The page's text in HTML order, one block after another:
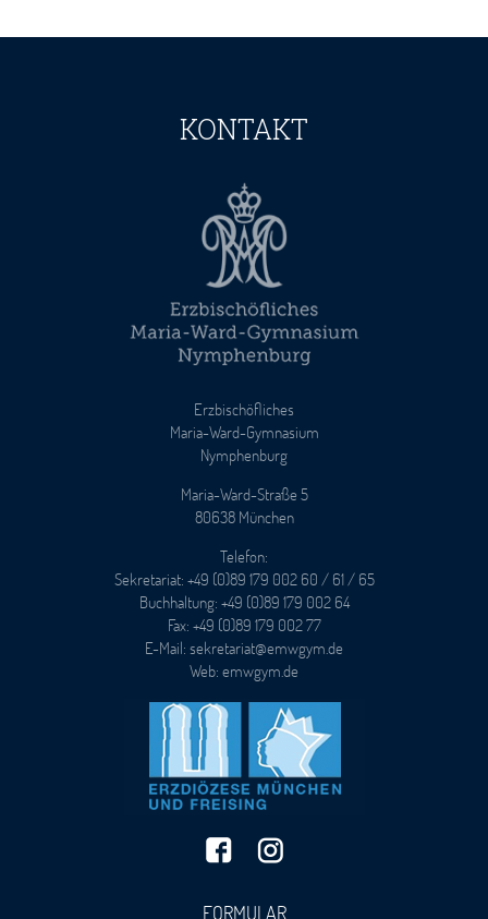
KONTAKT
Erzbischöfliches
Maria-Ward-Gymnasium
Nymphenburg
Maria-Ward-Straße 5
80638 München
Telefon:
Sekretariat: +49 (0)89 179 002 60 / 61 / 65
Buchhaltung: +49 (0)89 179 002 64
Fax: +49 (0)89 179 002 77
E-Mail: sekretariat@emwgym.de
Web: emwgym.de
FORMULAR